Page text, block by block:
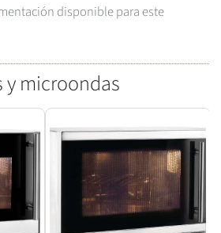
disponible para este
y microondas